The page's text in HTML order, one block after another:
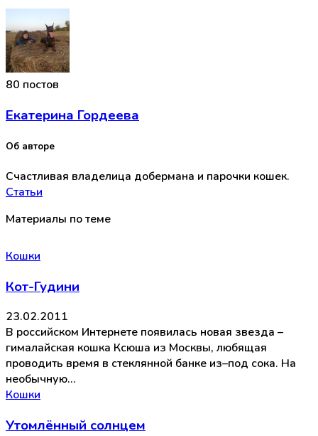
80 постов
Екатерина Гордеева
Об авторе
Счастливая владелица добермана и парочки кошек.
Статьи
Материалы по теме
Кошки
Кот-Гудини
23.02.2011
В российском Интернете появилась новая звезда –
гималайская кошка Ксюша из Москвы, любящая
проводить время в стеклянной банке из–под сока. На
необычную…
Кошки
Утомлённый солнцем